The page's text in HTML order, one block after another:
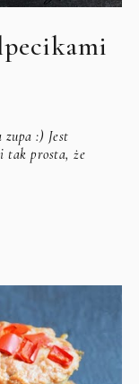
zupa :) Jest
tak prosta, że